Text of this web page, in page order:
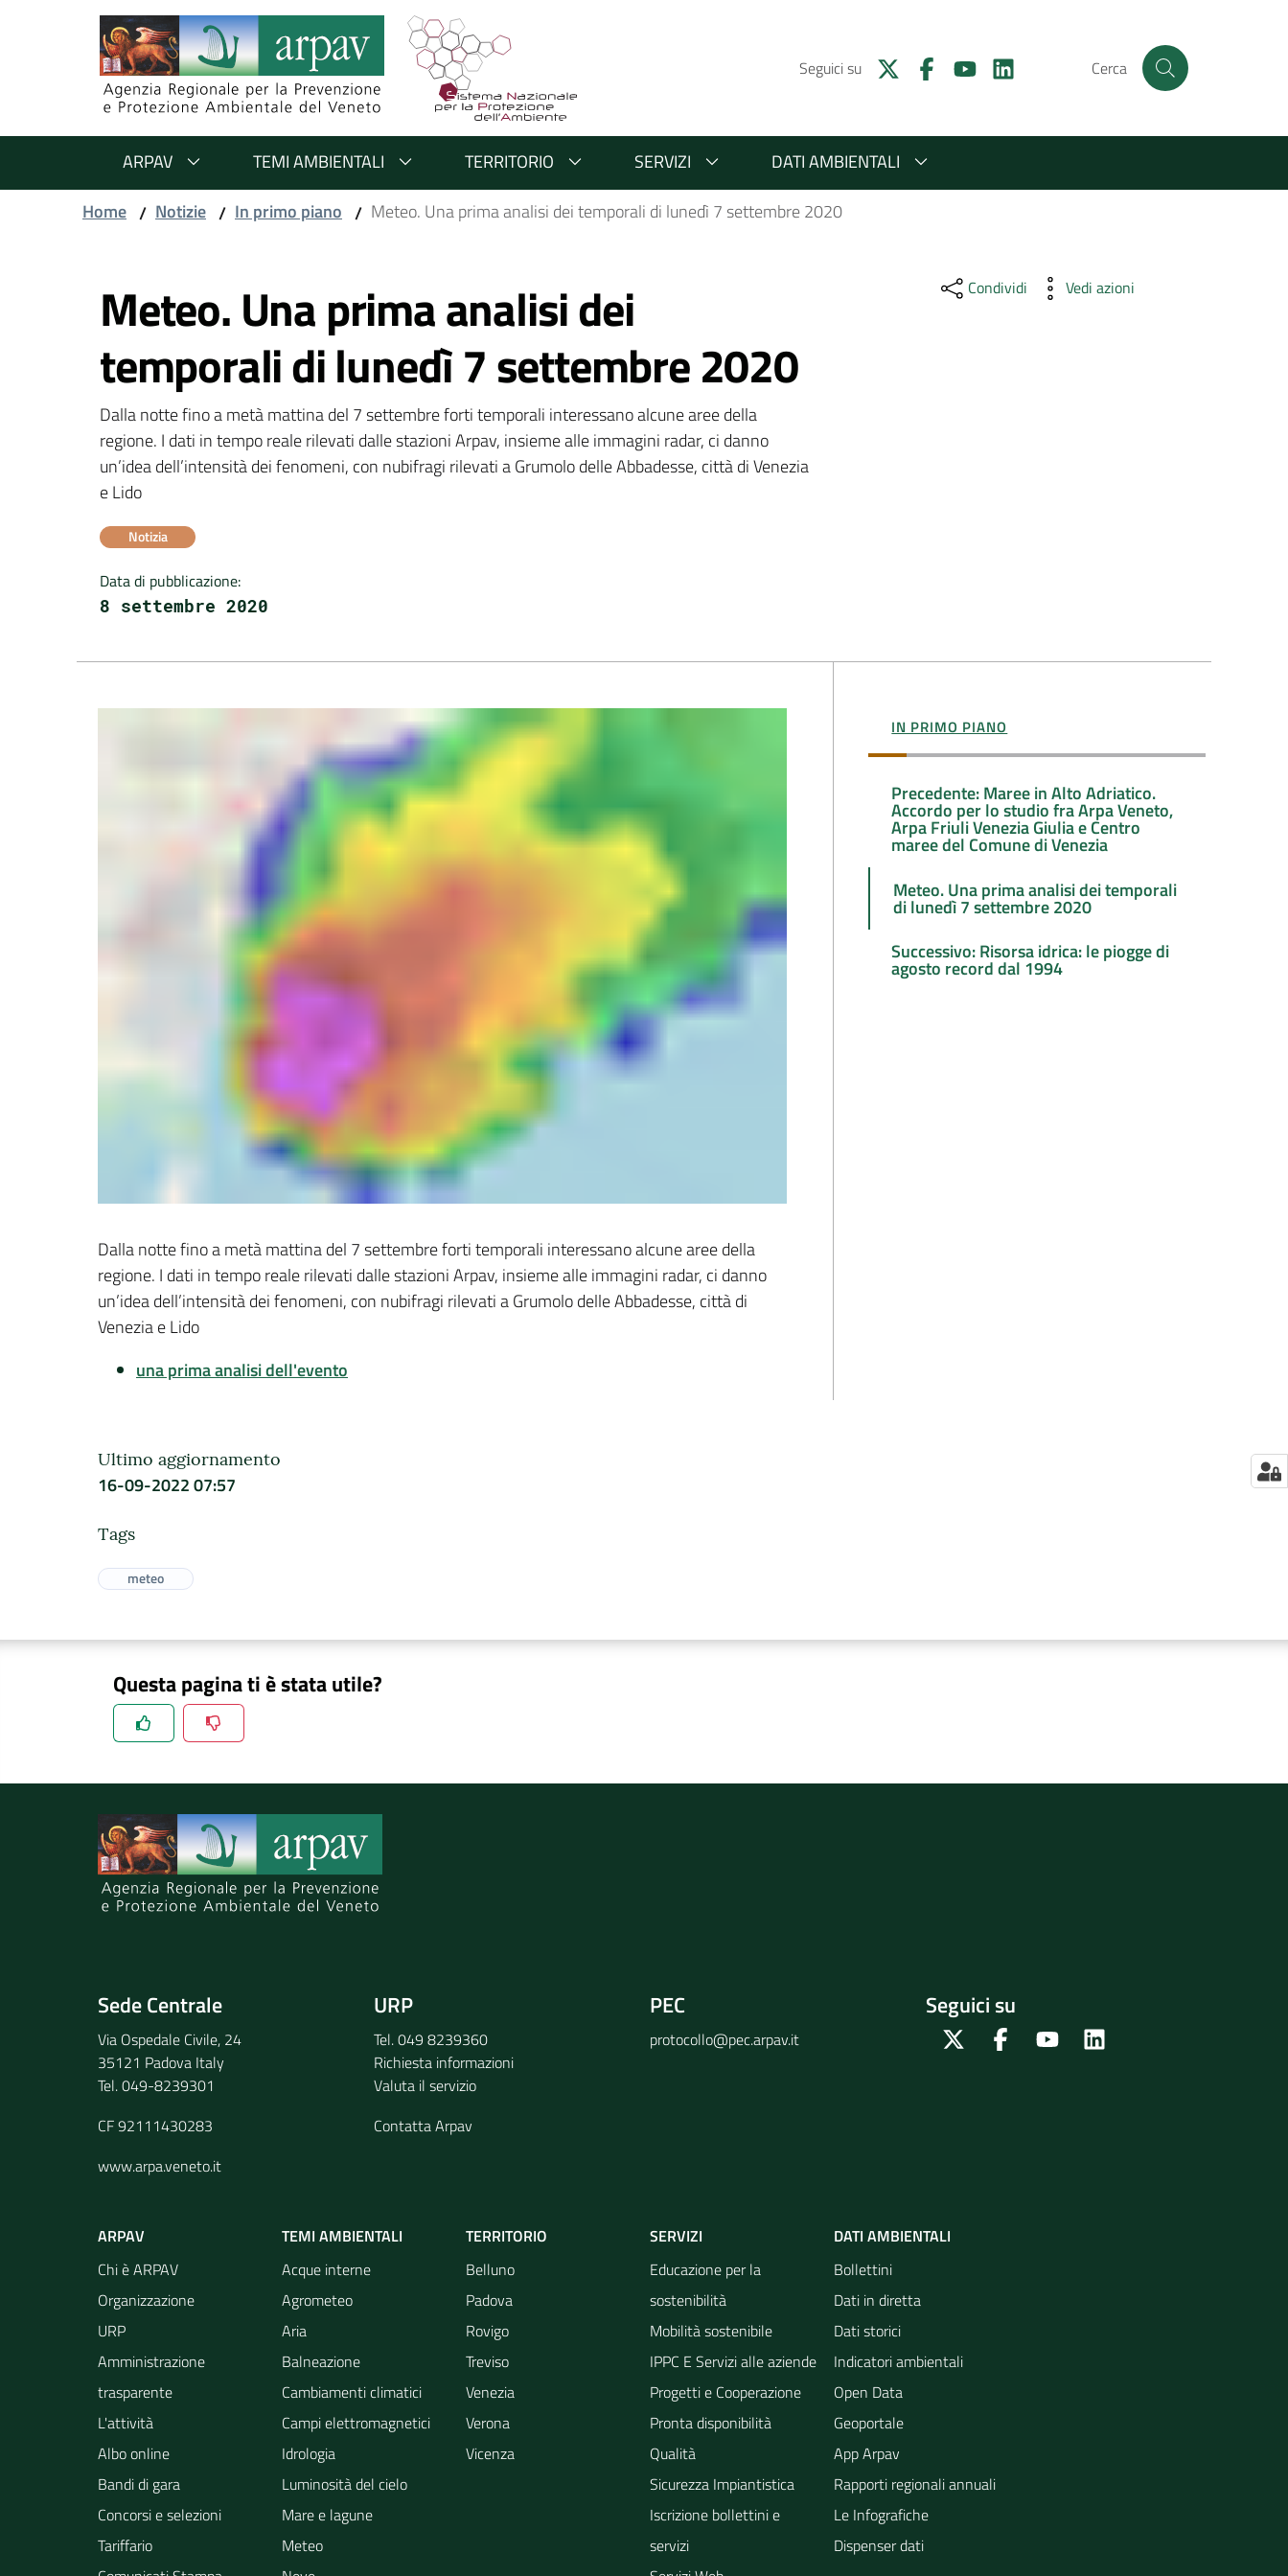
Salta al contenuto
Salta alla navigazione
Salta al footer
Seguici su Cerca
ARPAV TEMI AMBIENTALI TERRITORIO SERVIZI
DATI AMBIENTALI
Home / Notizie / In primo piano / Meteo. Una prima analisi dei temporali di lunedì 7 settembre 2020
Meteo. Una prima analisi dei
temporali di lunedì 7 settembre 2020
Dalla notte fino a metà mattina del 7 settembre forti temporali interessano alcune aree della
regione. I dati in tempo reale rilevati dalle stazioni Arpav, insieme alle immagini radar, ci danno
un’idea dell’intensità dei fenomeni, con nubifragi rilevati a Grumolo delle Abbadesse, città di Venezia
e Lido
Notizia
Data di pubblicazione:
8 settembre 2020
Condividi Vedi azioni
Dalla notte fino a metà mattina del 7 settembre forti temporali interessano alcune aree della
regione. I dati in tempo reale rilevati dalle stazioni Arpav, insieme alle immagini radar, ci danno
un’idea dell’intensità dei fenomeni, con nubifragi rilevati a Grumolo delle Abbadesse, città di
Venezia e Lido
una prima analisi dell'evento
IN PRIMO PIANO
Precedente: Maree in Alto Adriatico.
Accordo per lo studio fra Arpa Veneto,
Arpa Friuli Venezia Giulia e Centro
maree del Comune di Venezia
Meteo. Una prima analisi dei temporali
di lunedì 7 settembre 2020
Successivo: Risorsa idrica: le piogge di
agosto record dal 1994
Ultimo aggiornamento
16-09-2022 07:57
Tags
meteo
Questa pagina ti è stata utile?
Spiegaci perchè, e aiutaci a migliorare il servizio
Sede Centrale
Via Ospedale Civile, 24
35121 Padova Italy
Tel. 049-8239301
CF 92111430283
www.arpa.veneto.it
URP
Tel. 049 8239360
Richiesta informazioni
Valuta il servizio
Contatta Arpav
PEC
protocollo@pec.arpav.it
Seguici su
Twitter FacebookYoutube
ARPAV
Chi è ARPAV
Organizzazione
URP
Amministrazione
trasparente
L'attività
Albo online
Bandi di gara
Concorsi e selezioni
Tariffario
TEMI AMBIENTALI
Acque interne
Agrometeo
Aria
Balneazione
Cambiamenti climatici
Campi elettromagnetici
Idrologia
Luminosità del cielo
Mare e lagune
Meteo
TERRITORIO
Belluno
Padova
Rovigo
Treviso
Venezia
Verona
Vicenza
SERVIZI
Educazione per la
sostenibilità
Mobilità sostenibile
IPPC E Servizi alle aziende
Progetti e Cooperazione
Pronta disponibilità
Qualità
Sicurezza Impiantistica
Iscrizione bollettini e
servizi
DATI AMBIENTALI
Bollettini
Dati in diretta
Dati storici
Indicatori ambientali
Open Data
Geoportale
App Arpav
Rapporti regionali annuali
Le Infografiche
Dispenser dati